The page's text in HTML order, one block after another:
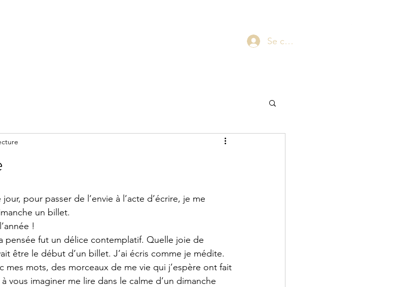
Se connecter
pour passer de l’envie à l’acte d’écrire, je me
un billet.
!
pensée fut un délice contemplatif. Quelle joie de
être le début d’un billet. J’ai écris comme je médite.
mes mots, des morceaux de me vie qui j’espère ont fait
vous imaginer me lire dans le calme d’un dimanche